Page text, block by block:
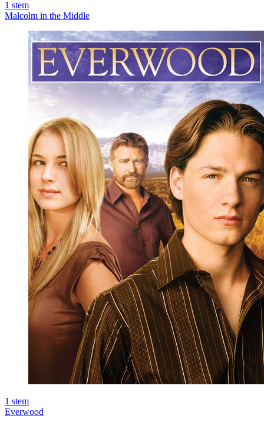
1 stem
Malcolm in the Middle
1 stem
Everwood